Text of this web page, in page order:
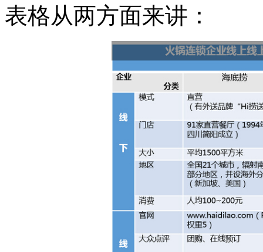
表格从两方面来讲：